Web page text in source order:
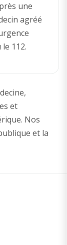
une
agréé
112.
et
Nos
et la